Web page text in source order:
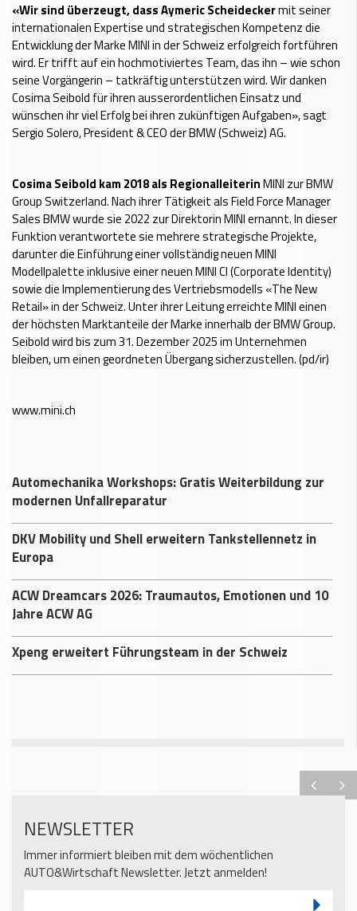
«Wir sind überzeugt, dass Aymeric Scheideckermit seiner
internationalen Expertise und strategischen Kompetenz die
Entwicklung der Marke MINI in der Schweiz erfolgreich fortführen
wird. Er trifft auf ein hochmotiviertes Team, das ihn – wie schon
seine Vorgängerin – tatkräftig unterstützen wird. Wir danken
Cosima Seibold für ihren ausserordentlichen Einsatz und
wünschen ihr viel Erfolg bei ihren zukünftigen Aufgaben», sagt
Sergio Solero, President & CEO der BMW (Schweiz) AG.
Cosima Seibold kam 2018 als RegionalleiterinMINI zur BMW
Group Switzerland. Nach ihrer Tätigkeit als Field Force Manager
Sales BMW wurde sie 2022 zur Direktorin MINI ernannt. In dieser
Funktion verantwortete sie mehrere strategische Projekte,
darunter die Einführung einer vollständig neuen MINI
Modellpalette inklusive einer neuen MINI CI (Corporate Identity)
sowie die Implementierung des Vertriebsmodells «The New
Retail» in der Schweiz. Unter ihrer Leitung erreichte MINI einen
der höchsten Marktanteile der Marke innerhalb der BMW Group.
Seibold wird bis zum 31. Dezember 2025 im Unternehmen
bleiben, um einen geordneten Übergang sicherzustellen. (pd/ir)
www.mini.ch
Automechanika Workshops: Gratis Weiterbildung zur
modernen Unfallreparatur
DKV Mobility und Shell erweitern Tankstellennetz in
Europa
ACW Dreamcars 2026: Traumautos, Emotionen und 10
Jahre ACW AG
Xpeng erweitert Führungsteam in der Schweiz
NEWSLETTER
Immer informiert bleiben mit dem wöchentlichen
AUTO&Wirtschaft Newsletter. Jetzt anmelden!